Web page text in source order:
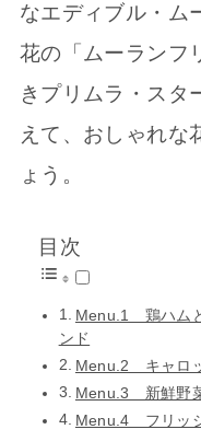
なエディブル・ム
花の「ムーランフ
きプリムラ・スタ
えて、おしゃれな
ょう。
目次
Menu.1 鶏ハム
ンド
Menu.2 キャロ
Menu.3 新鮮野
Menu.4 フリッ